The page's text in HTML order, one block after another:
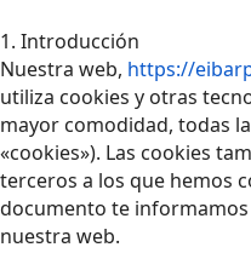
1. Introducción
Nuestra web, https://
utiliza cookies y otras
mayor comodidad, todas
«cookies»). Las cookies
terceros a los que hemos
documento te
nuestra web.